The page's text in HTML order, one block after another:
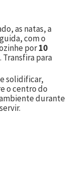
as natas, a
com o
por10
. Transfira para
solidificar,
o centro do
durante